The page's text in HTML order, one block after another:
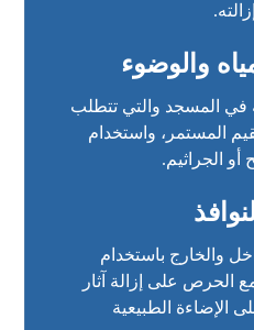
والوضوء
في المسجد والتي تتطلب
المستمر، واستخدام
أو الجراثيم.
والخارج باستخدام
الحرص على إزالة آثار
الإضاءة الطبيعية